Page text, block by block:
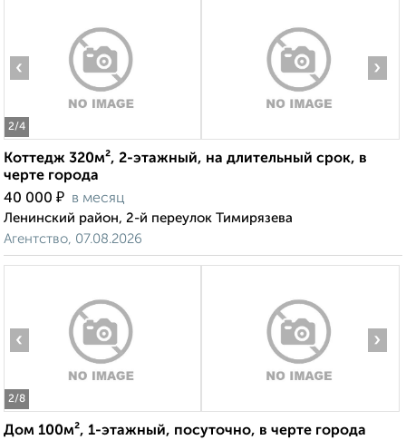
2/4
‹ ›
Коттедж 320м², 2-этажный, на длительный срок, в
черте города
40 000 ₽ в месяц
Ленинский район, 2-й переулок Тимирязева
Агентство, 07.08.2026
2/8
‹ ›
Дом 100м², 1-этажный, посуточно, в черте города